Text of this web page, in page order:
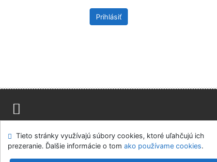
Prihlásiť
Modul OpenSearch
Napíšte nám Nastavenie cookies
Tieto stránky využívajú súbory cookies, ktoré uľahčujú ich
prezeranie. Ďalšie informácie o tom ako používame cookies.